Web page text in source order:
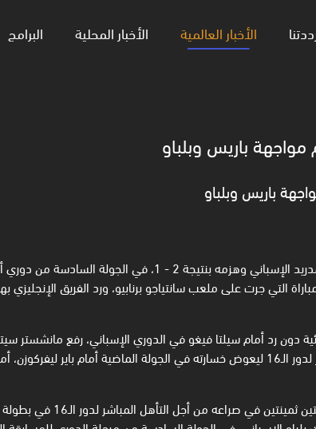
الأخبار العالمية الأخبار المحلية البرامج
باريس وبلباو
باريس وبلباو
قلب فريق مانشستر سيتي الإنجليزي الطاولة على مضيفه ريال مدريد الإسباني وهزمه بنتيجة 2 - 1، في الجولة
يحافظ ريال مدريد على تقدمه في الدقيقة 28 من المباراة التي جرت على ملعب سانتياجو برنابيو، ورد الفريق
دون رد أمام سيلتا فيغو في الدوري الإسباني، رفع مانشستر
إلى 13 نقطة في المركز الرابع، ليعزز حظوظه في التأهل المباشر لدور الـ16 ليعوض خسارته في الجولة الماضية أمام باير
وفي مواجهة أخرى، أهدر فريق باريس سان جيرمان الفرنسي نقطتين ثمينتين في